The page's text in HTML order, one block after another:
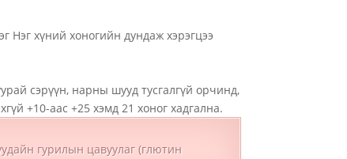
хүний хоногийн дундаж хэрэгцээ
сэрүүн, нарны шууд тусгалгүй орчинд,
+10-аас +25 хэмд 21 хоног хадгална.
гурилын цавуулаг (глютин